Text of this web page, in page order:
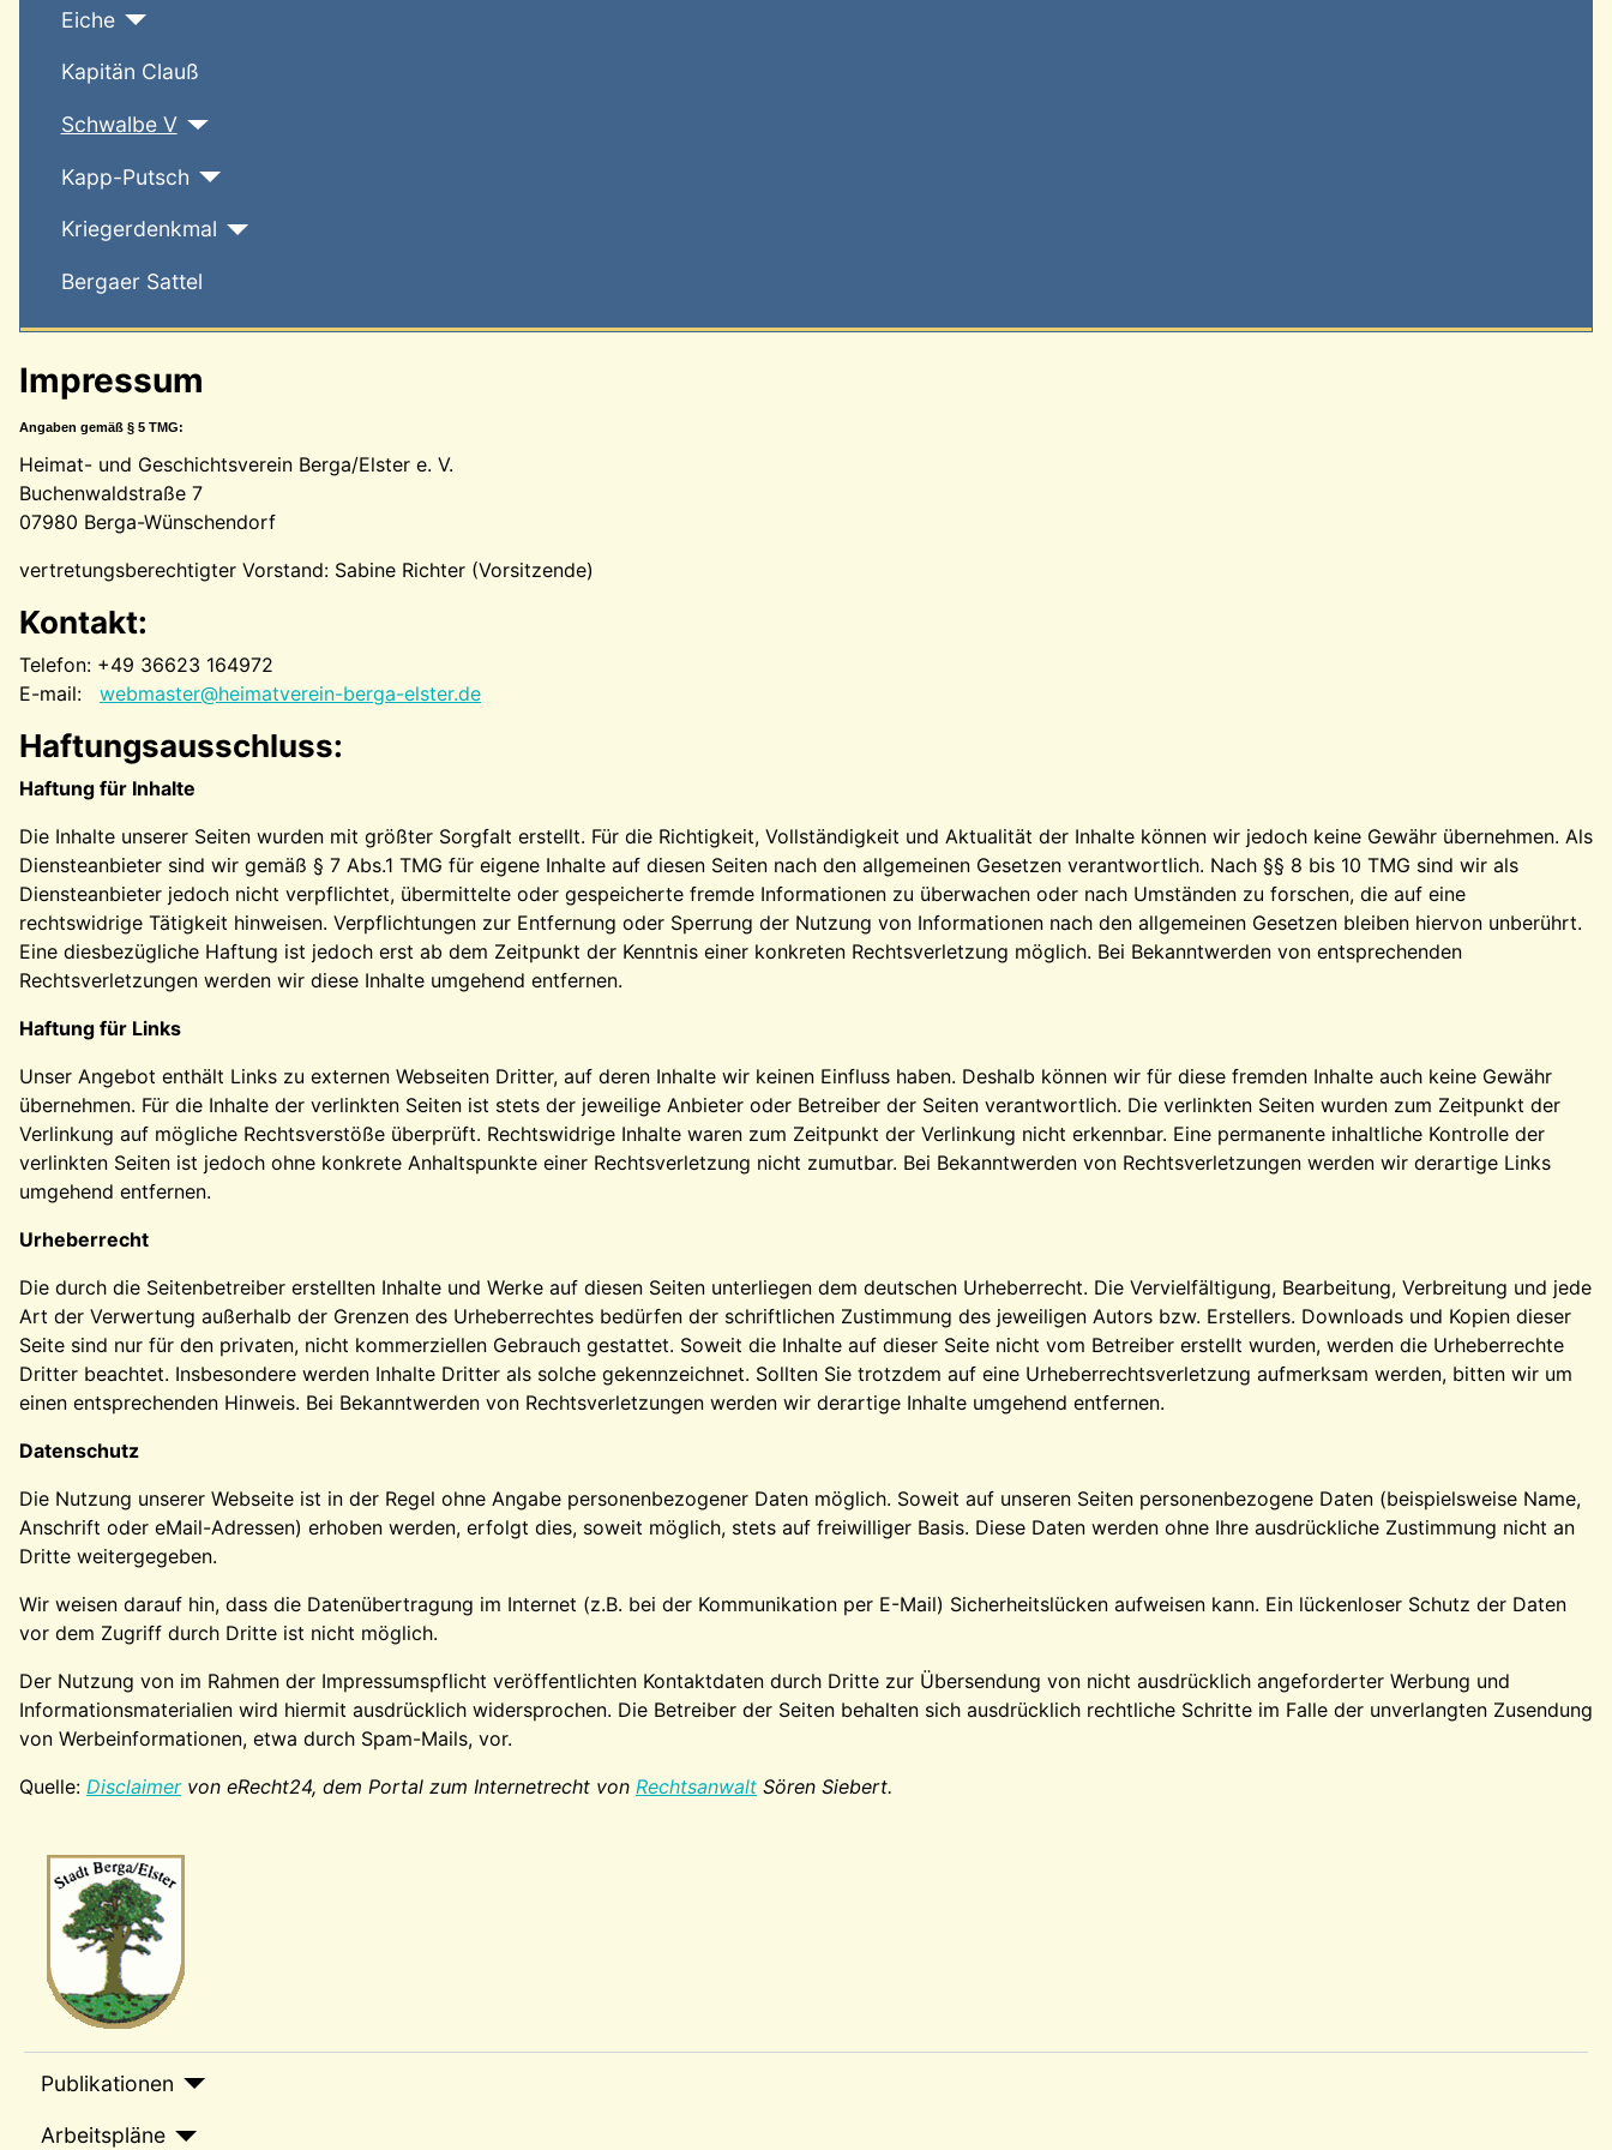
Eiche
Kapitän Clauß
Schwalbe V
Kapp-Putsch
Kriegerdenkmal
Bergaer Sattel
Publikationen
Arbeitspläne
Impressum
Angaben gemäß § 5 TMG:
Heimat- und Geschichtsverein Berga/Elster e. V.
Buchenwaldstraße 7
07980 Berga-Wünschendorf
vertretungsberechtigter Vorstand: Sabine Richter (Vorsitzende)
Kontakt:
Telefon: +49 36623 164972
E-mail: webmaster@heimatverein-berga-elster.de
Haftungsausschluss:
Haftung für Inhalte
Die Inhalte unserer Seiten wurden mit größter Sorgfalt erstellt. Für die Richtigkeit, Vollständigkeit und Aktualität der Inhalte können wir jedoch keine Gewähr übernehmen. Als
Diensteanbieter sind wir gemäß § 7 Abs.1 TMG für eigene Inhalte auf diesen Seiten nach den allgemeinen Gesetzen verantwortlich. Nach §§ 8 bis 10 TMG sind wir als
Diensteanbieter jedoch nicht verpflichtet, übermittelte oder gespeicherte fremde Informationen zu überwachen oder nach Umständen zu forschen, die auf eine
rechtswidrige Tätigkeit hinweisen. Verpflichtungen zur Entfernung oder Sperrung der Nutzung von Informationen nach den allgemeinen Gesetzen bleiben hiervon unberührt.
Eine diesbezügliche Haftung ist jedoch erst ab dem Zeitpunkt der Kenntnis einer konkreten Rechtsverletzung möglich. Bei Bekanntwerden von entsprechenden
Rechtsverletzungen werden wir diese Inhalte umgehend entfernen.
Haftung für Links
Unser Angebot enthält Links zu externen Webseiten Dritter, auf deren Inhalte wir keinen Einfluss haben. Deshalb können wir für diese fremden Inhalte auch keine Gewähr
übernehmen. Für die Inhalte der verlinkten Seiten ist stets der jeweilige Anbieter oder Betreiber der Seiten verantwortlich. Die verlinkten Seiten wurden zum Zeitpunkt der
Verlinkung auf mögliche Rechtsverstöße überprüft. Rechtswidrige Inhalte waren zum Zeitpunkt der Verlinkung nicht erkennbar. Eine permanente inhaltliche Kontrolle der
verlinkten Seiten ist jedoch ohne konkrete Anhaltspunkte einer Rechtsverletzung nicht zumutbar. Bei Bekanntwerden von Rechtsverletzungen werden wir derartige Links
umgehend entfernen.
Urheberrecht
Die durch die Seitenbetreiber erstellten Inhalte und Werke auf diesen Seiten unterliegen dem deutschen Urheberrecht. Die Vervielfältigung, Bearbeitung, Verbreitung und jede
Art der Verwertung außerhalb der Grenzen des Urheberrechtes bedürfen der schriftlichen Zustimmung des jeweiligen Autors bzw. Erstellers. Downloads und Kopien dieser
Seite sind nur für den privaten, nicht kommerziellen Gebrauch gestattet. Soweit die Inhalte auf dieser Seite nicht vom Betreiber erstellt wurden, werden die Urheberrechte
Dritter beachtet. Insbesondere werden Inhalte Dritter als solche gekennzeichnet. Sollten Sie trotzdem auf eine Urheberrechtsverletzung aufmerksam werden, bitten wir um
einen entsprechenden Hinweis. Bei Bekanntwerden von Rechtsverletzungen werden wir derartige Inhalte umgehend entfernen.
Datenschutz
Die Nutzung unserer Webseite ist in der Regel ohne Angabe personenbezogener Daten möglich. Soweit auf unseren Seiten personenbezogene Daten (beispielsweise Name,
Anschrift oder eMail-Adressen) erhoben werden, erfolgt dies, soweit möglich, stets auf freiwilliger Basis. Diese Daten werden ohne Ihre ausdrückliche Zustimmung nicht an
Dritte weitergegeben.
Wir weisen darauf hin, dass die Datenübertragung im Internet (z.B. bei der Kommunikation per E-Mail) Sicherheitslücken aufweisen kann. Ein lückenloser Schutz der Daten
vor dem Zugriff durch Dritte ist nicht möglich.
Der Nutzung von im Rahmen der Impressumspflicht veröffentlichten Kontaktdaten durch Dritte zur Übersendung von nicht ausdrücklich angeforderter Werbung und
Informationsmaterialien wird hiermit ausdrücklich widersprochen. Die Betreiber der Seiten behalten sich ausdrücklich rechtliche Schritte im Falle der unverlangten Zusendung
von Werbeinformationen, etwa durch Spam-Mails, vor.
Quelle: Disclaimervon eRecht24, dem Portal zum Internetrecht von Rechtsanwalt Sören Siebert.